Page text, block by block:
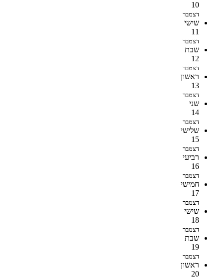
10
דצמבר
שישי
11
דצמבר
שבת
12
דצמבר
ראשון
13
דצמבר
שני
14
דצמבר
שלישי
15
דצמבר
רביעי
16
דצמבר
חמישי
17
דצמבר
שישי
18
דצמבר
שבת
19
דצמבר
ראשון
20